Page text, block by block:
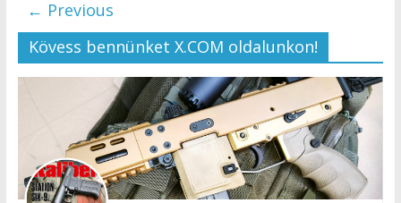
← Previous
Kövess bennünket X.COM oldalunkon!